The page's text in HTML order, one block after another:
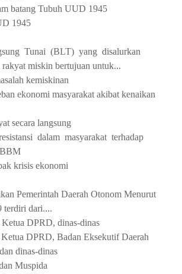
batang Tubuh UUD 1945
1945
Tunai (BLT) yang disalurkan
rakyat miskin bertujuan untuk...
kemiskinan
ekonomi masyarakat akibat kenaikan
secara langsung
dalam masyarakat terhadap
BBM
krisis ekonomi
Pemerintah Daerah Otonom Menurut
terdiri dari....
DPRD, dinas-dinas
DPRD, Badan Eksekutif Daerah
dinas-dinas
Muspida